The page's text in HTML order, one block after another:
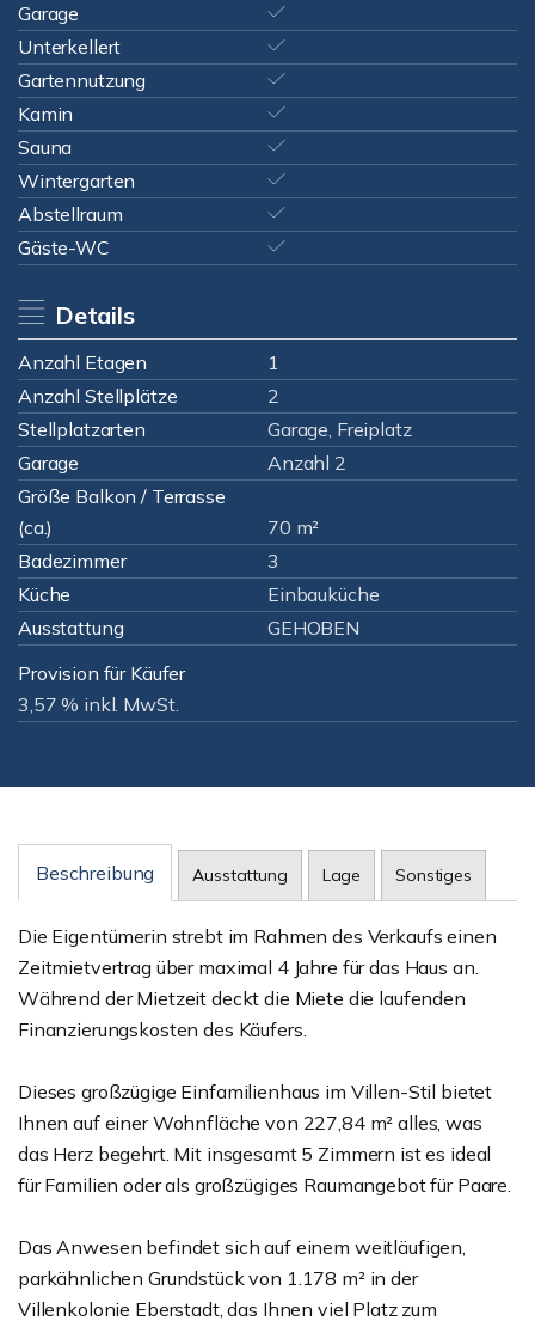
Garage
Unterkellert
Gartennutzung
Kamin
Sauna
Wintergarten
Abstellraum
Gäste-WC
Details
Anzahl Etagen
1
Anzahl Stellplätze
2
Stellplatzarten
Garage, Freiplatz
Garage
Anzahl 2
Größe Balkon / Terrasse
(ca.)
70 m²
Badezimmer
3
Küche
Einbauküche
Ausstattung
GEHOBEN
Provision für Käufer
3,57 % inkl. MwSt.
Beschreibung Ausstattung Lage Sonstiges
Die Eigentümerin strebt im Rahmen des Verkaufs einen
Zeitmietvertrag über maximal 4 Jahre für das Haus an.
Während der Mietzeit deckt die Miete die laufenden
Finanzierungskosten des Käufers.
Dieses großzügige Einfamilienhaus im Villen-Stil bietet
Ihnen auf einer Wohnfläche von 227,84 m² alles, was
das Herz begehrt. Mit insgesamt 5 Zimmern ist es ideal
für Familien oder als großzügiges Raumangebot für Paare.
Das Anwesen befindet sich auf einem weitläufigen,
parkähnlichen Grundstück von 1.178 m² in der
Villenkolonie Eberstadt, das Ihnen viel Platz zum